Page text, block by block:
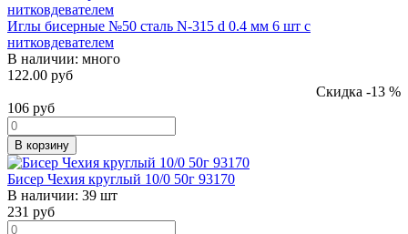
Иглы бисерные №50 сталь N-315 d 0.4 мм 6 шт с
нитковдевателем
В наличии: много
122.00 руб
Скидка -13 %
106 руб
В корзину
Бисер Чехия круглый 10/0 50г 93170
В наличии: 39 шт
231 руб